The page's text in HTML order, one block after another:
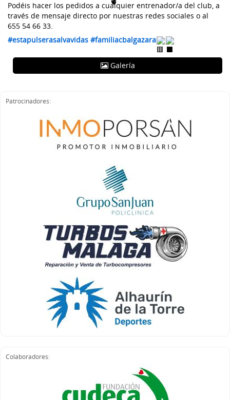
Podéis hacer los pedidos a cualquier entrenador/a del club, a
través de mensaje directo por nuestras redes sociales o al
655 54 66 33.
#estapulserasalvavidas #familiacbalgazara
Galería
Patrocinadores:
Colaboradores: